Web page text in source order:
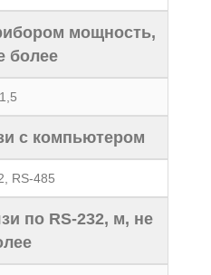
мощность,
более
1,5
с компьютером
RS-485
по RS-232, м, не